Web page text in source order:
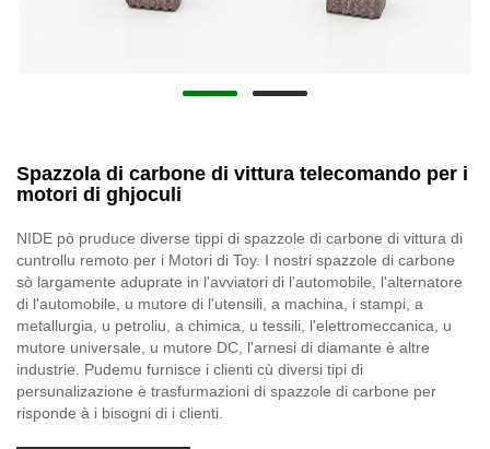
Spazzola di carbone di vittura telecomando per i
motori di ghjoculi
NIDE pò pruduce diverse tippi di spazzole di carbone di vittura di
cuntrollu remoto per i Motori di Toy. I nostri spazzole di carbone
sò largamente aduprate in l'avviatori di l'automobile, l'alternatore
di l'automobile, u mutore di l'utensili, a machina, i stampi, a
metallurgia, u petroliu, a chimica, u tessili, l'elettromeccanica, u
mutore universale, u mutore DC, l'arnesi di diamante è altre
industrie. Pudemu furnisce i clienti cù diversi tipi di
persunalizazione è trasfurmazioni di spazzole di carbone per
risponde à i bisogni di i clienti.